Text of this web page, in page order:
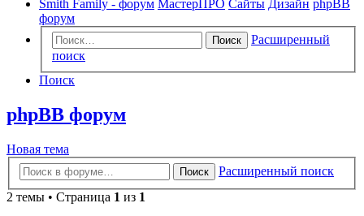
Smith Family - форум МастерПРО Сайты Дизайн phpBB
форум
Поиск
Расширенный
поиск
Поиск
phpBB форум
Новая тема
Поиск
Расширенный поиск
2 темы • Страница 1 из 1